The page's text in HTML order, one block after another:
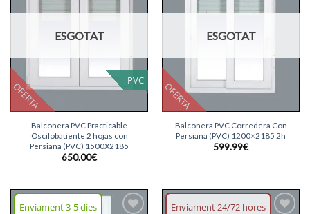
OFERTA
PVC
ESGOTAT
Balconera PVC Practicable
Oscilobatiente 2 hojas con
Persiana (PVC) 1500X2185
650.00€
OFERTA
ESGOTAT
Balconera PVC Corredera Con
Persiana (PVC) 1200×2185 2h
599.99€
Enviament 3-5 dies Enviament 24/72 hores